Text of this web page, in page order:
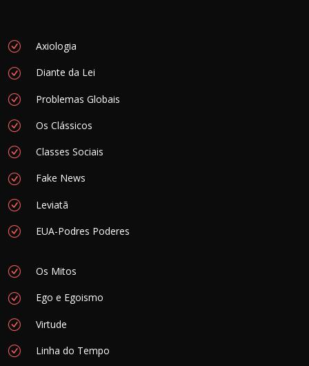
Axiologia
Diante da Lei
Problemas Globais
Os Clássicos
Classes Sociais
Fake News
Leviatã
EUA-Podres Poderes
Os Mitos
Ego e Egoismo
Virtude
Linha do Tempo